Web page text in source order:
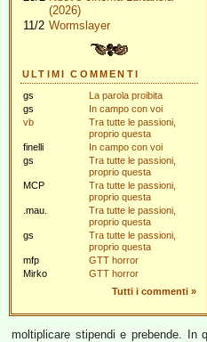
(2026)
11/2 Wormslayer
ULTIMI COMMENTI
gs
La parola proibita
gs
In campo con voi
vb
Tra tutte le passioni,
proprio questa
finelli
In campo con voi
gs
Tra tutte le passioni,
proprio questa
MCP
Tra tutte le passioni,
proprio questa
.mau.
Tra tutte le passioni,
proprio questa
gs
Tra tutte le passioni,
proprio questa
mfp
GTT horror
Mirko
GTT horror
Tutti i commenti »
moltiplicare stipendi e prebende.